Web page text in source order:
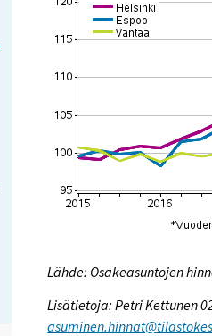
Lähde: Osakeasuntojen
Lisätietoja: Petri Kettunen